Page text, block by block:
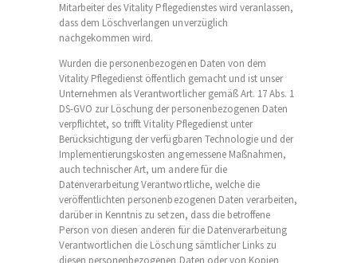
Mitarbeiter des Vitality Pflegedienstes wird veranlassen,
dass dem Löschverlangen unverzüglich
nachgekommen wird.
Wurden die personenbezogenen Daten von dem
Vitality Pflegedienst öffentlich gemacht und ist unser
Unternehmen als Verantwortlicher gemäß Art. 17 Abs. 1
DS-GVO zur Löschung der personenbezogenen Daten
verpflichtet, so trifft Vitality Pflegedienst unter
Berücksichtigung der verfügbaren Technologie und der
Implementierungskosten angemessene Maßnahmen,
auch technischer Art, um andere für die
Datenverarbeitung Verantwortliche, welche die
veröffentlichten personenbezogenen Daten verarbeiten,
darüber in Kenntnis zu setzen, dass die betroffene
Person von diesen anderen für die Datenverarbeitung
Verantwortlichen die Löschung sämtlicher Links zu
diesen personenbezogenen Daten oder von Kopien